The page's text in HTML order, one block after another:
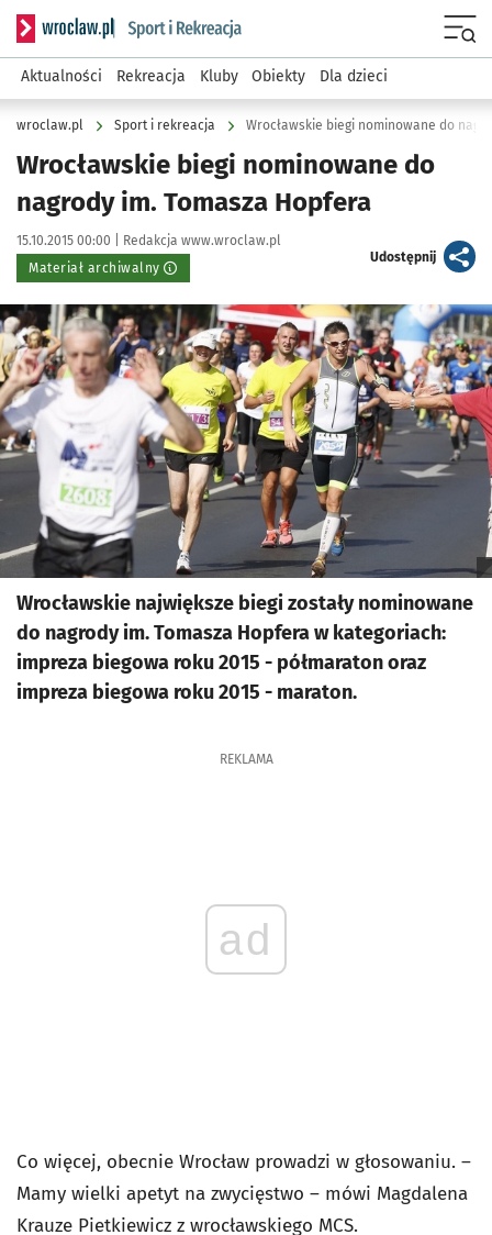
Serwis informacyjny wroclaw.pl podserwis: Sport i rekreacja
Aktualności Rekreacja Kluby Obiekty Dla dzieci
wroclaw.pl Sport i rekreacja Wrocławskie biegi nominowane do
Wrocławskie biegi nominowane do
nagrody im. Tomasza Hopfera
Data publikacji:
15.10.2015 00:00 | Autor:
Redakcja www.wroclaw.pl
Materiał archiwalny
Udostępnijartykuł
Kliknij, aby powiększyć
Wrocławskie największe biegi zostały nominowane
do nagrody im. Tomasza Hopfera w kategoriach:
impreza biegowa roku 2015 - półmaraton oraz
impreza biegowa roku 2015 - maraton.
REKLAMA
ad
Co więcej, obecnie Wrocław prowadzi w głosowaniu. –
Mamy wielki apetyt na zwycięstwo – mówi Magdalena
Krauze Pietkiewicz z wrocławskiego MCS.